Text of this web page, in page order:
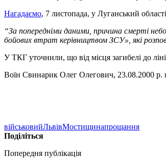
Нагадаємо, 7 листопада, у Луганський
“За попередніми даними, причина смерті
бойових втрат керівництвом ЗСУ», які
У ТКГ уточнили, що від місця загибелі до
Воїн Свинарик Олег Олегович, 23.08.2000
військовийЛьвівМостищинапрощання
Поділіться
Попередня публікація